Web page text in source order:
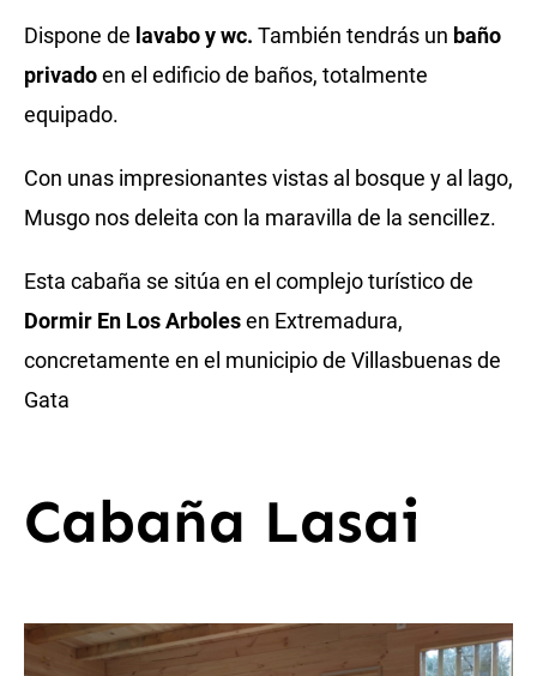
Dispone de lavabo y wc. También tendrás un baño
privadoen el edificio de baños, totalmente
equipado.
Con unas impresionantes vistas al bosque y al lago,
Musgo nos deleita con la maravilla de la sencillez.
Esta cabaña se sitúa en el complejo turístico de
Dormir En Los Arbolesen Extremadura,
concretamente en el municipio de Villasbuenas de
Gata
Cabaña Lasai